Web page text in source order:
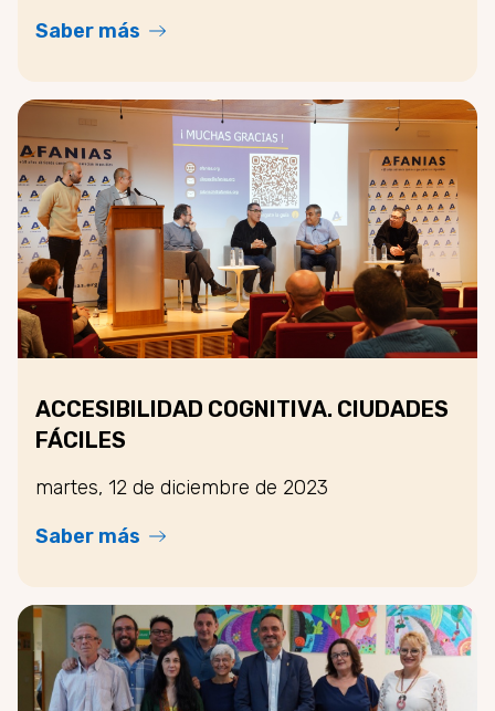
Saber más
ACCESIBILIDAD COGNITIVA. CIUDADES
FÁCILES
martes, 12 de diciembre de 2023
Saber más